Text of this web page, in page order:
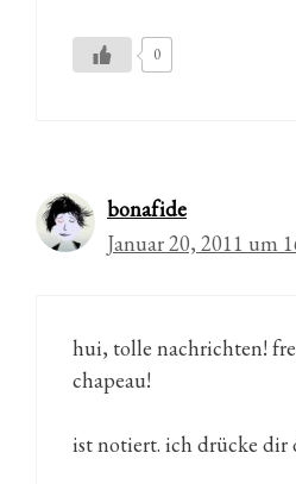
0
bonafide
Januar 20, 2011 um
hui, tolle nachrichten!
chapeau!
ist notiert. ich drücke dir